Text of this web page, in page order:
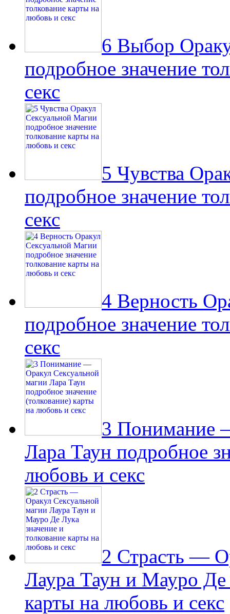
6 Выбор
подробное значение
секс
5 Чувства
подробное значение
секс
4 Верность
подробное значение
секс
3 Понимание
Лара Таун подробное
любовь и секс
2 Страсть —
Лаура Таун и Мауро Де
карты на любовь и секс